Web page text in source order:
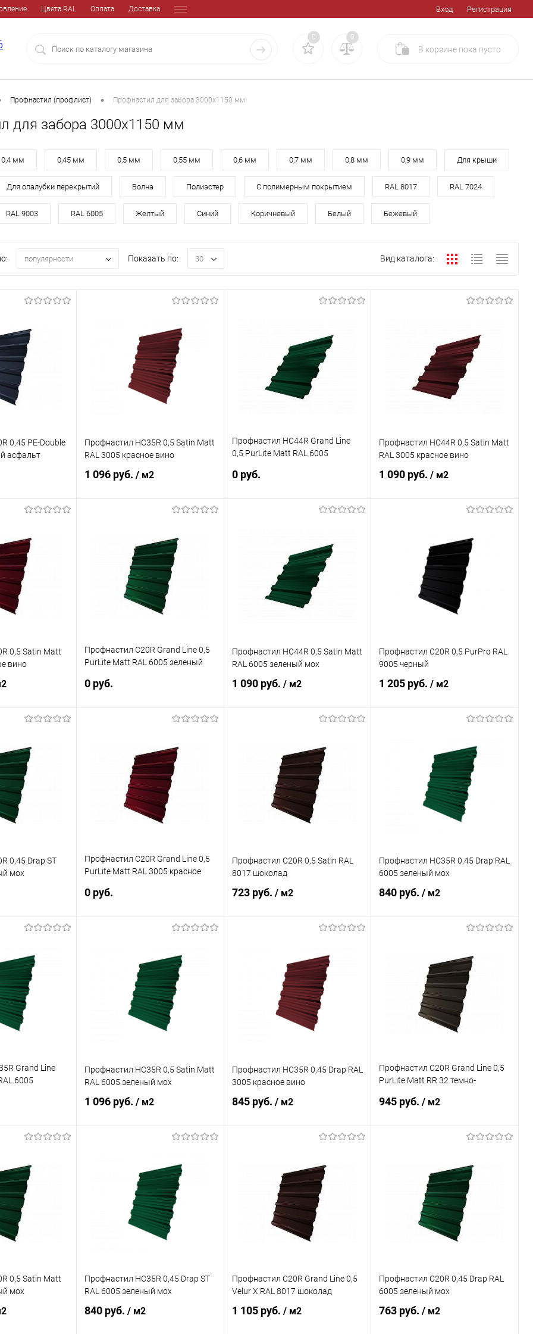
Цвета RAL Оплата Доставка Вход Регистрация
0 0
В корзине пока пусто
Профнастил (профлист) • Профнастил для забора 3000х1150 мм
для забора 3000х1150 мм
0,4 мм 0,45 мм 0,5 мм 0,55 мм 0,6 мм 0,7 мм 0,8 мм 0,9 мм Для крыши
Для опалубки перекрытий Волна Полиэстер С полимерным покрытием RAL 8017 RAL 7024
RAL 9003 RAL 6005 Желтый Синий Коричневый Белый Бежевый
популярности Показать по: 30 Вид каталога:
0,45 PE-Double
асфальт
Сравнение
Под заказ
Профнастил НС35R 0,5 Satin Matt
RAL 3005 красное вино
1 096 руб. / м2
Купить в 1 клик Сравнение
В избранное Под заказ
Профнастил НС44R Grand Line
0,5 PurLite Matt RAL 6005
0 руб.
Купить в 1 клик Сравнение
В избранное Под заказ
Профнастил НС44R 0,5 Satin Matt
RAL 3005 красное вино
1 090 руб./ м2
Купить в 1 клик Сравнение
В избранное Под заказ
0,5 Satin Matt
вино
Сравнение
Под заказ
Профнастил С20R Grand Line 0,5
PurLite Matt RAL 6005 зеленый
0 руб.
Купить в 1 клик Сравнение
В избранное Под заказ
Профнастил НС44R 0,5 Satin Matt
RAL 6005 зеленый мох
1 090 руб. / м2
Купить в 1 клик Сравнение
В избранное Под заказ
Профнастил С20R 0,5 PurPro RAL
9005 черный
1 205 руб./ м2
Купить в 1 клик Сравнение
В избранное Под заказ
0,45 Drap ST
мох
Сравнение
Под заказ
Профнастил С20R Grand Line 0,5
PurLite Matt RAL 3005 красное
0 руб.
Купить в 1 клик Сравнение
В избранное Под заказ
Профнастил С20R 0,5 Satin RAL
8017 шоколад
723 руб. / м2
Купить в 1 клик Сравнение
В избранное Под заказ
Профнастил НС35R 0,45 Drap RAL
6005 зеленый мох
840 руб./ м2
Купить в 1 клик Сравнение
В избранное Под заказ
Grand Line
6005
Сравнение
Под заказ
Профнастил НС35R 0,5 Satin Matt
RAL 6005 зеленый мох
1 096 руб. / м2
Купить в 1 клик Сравнение
В избранное Под заказ
Профнастил НС35R 0,45 Drap RAL
3005 красное вино
845 руб. / м2
Купить в 1 клик Сравнение
В избранное Под заказ
Профнастил С20R Grand Line 0,5
PurLite Matt RR 32 темно-
945 руб./ м2
Купить в 1 клик Сравнение
В избранное Под заказ
0,5 Satin Matt
мох
Профнастил НС35R 0,45 Drap ST
RAL 6005 зеленый мох
840 руб. / м2
Профнастил С20R Grand Line 0,5
Velur X RAL 8017 шоколад
1 105 руб. / м2
Профнастил С20R 0,45 Drap RAL
6005 зеленый мох
763 руб./ м2